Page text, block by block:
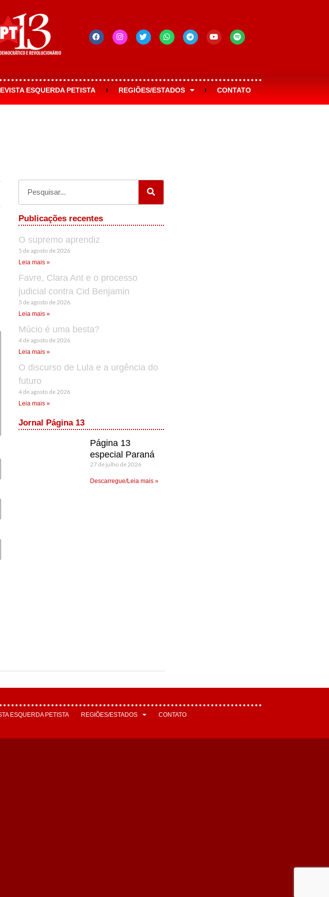
ESQUERDA PETISTA REGIÕES/ESTADOS CONTATO
Publicações recentes
O supremo aprendiz
5 de agosto de 2026
Leia mais »
Favre, Clara Ant e o processo
judicial contra Cid Benjamin
5 de agosto de 2026
Leia mais »
Múcio é uma besta?
4 de agosto de 2026
Leia mais »
O discurso de Lula e a urgência do
futuro
4 de agosto de 2026
Leia mais »
Jornal Página 13
Página 13
especial Paraná
27 de julho de 2026
Descarregue/Leia mais »
ESQUERDA PETISTA REGIÕES/ESTADOS CONTATO